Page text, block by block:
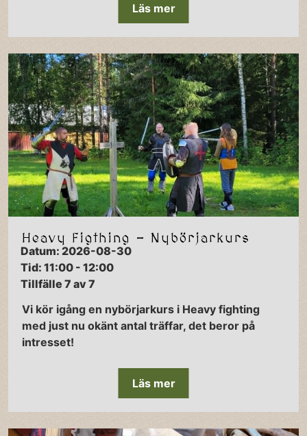
Läs mer
Heavy Figthing - Nybörjarkurs
Datum: 2026-08-30
Tid: 11:00 - 12:00
Tillfälle 7 av 7
Vi kör igång en nybörjarkurs i Heavy fighting
med just nu okänt antal träffar, det beror på
intresset!
Läs mer